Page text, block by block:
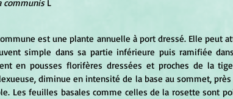
communis L
est une plante annuelle à port dressé. Elle peut
simple dans sa partie inférieure puis ramifiée
en pousses florifères dressées et proches de la
diminue en intensité de la base au sommet,
Les feuilles basales comme celles de la rosette sont